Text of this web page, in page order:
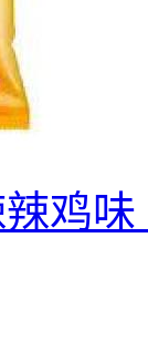
鸡味